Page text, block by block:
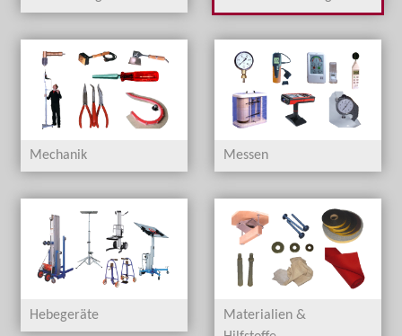
Mechanik Messen
Hebegeräte
Materialien &